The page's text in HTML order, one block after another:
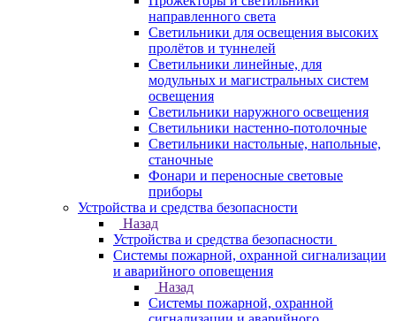
направленного света
Светильники для освещения высоких
пролётов и туннелей
Светильники линейные, для
модульных и магистральных систем
освещения
Светильники наружного освещения
Светильники настенно-потолочные
Светильники настольные, напольные,
станочные
Фонари и переносные световые
приборы
Устройства и средства безопасности
Назад
Устройства и средства безопасности
Системы пожарной, охранной сигнализации
и аварийного оповещения
Назад
Системы пожарной, охранной